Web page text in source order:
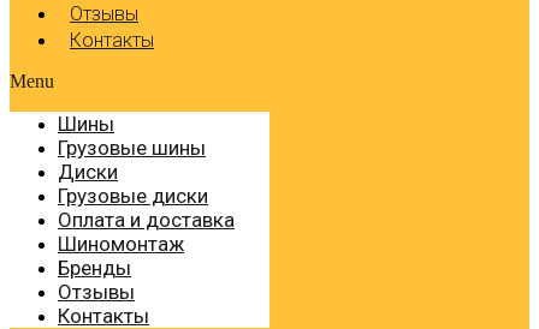
Отзывы
Контакты
Menu
Шины
Грузовые шины
Диски
Грузовые диски
Оплата и доставка
Шиномонтаж
Бренды
Отзывы
Контакты